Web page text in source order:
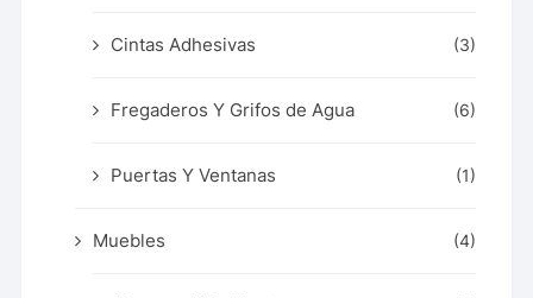
Cintas Adhesivas (3)
Fregaderos Y Grifos de Agua (6)
Puertas Y Ventanas (1)
Muebles (4)